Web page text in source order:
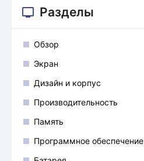
Разделы
Обзор
Экран
Дизайн и корпус
Производительность
Память
Программное обеспечение